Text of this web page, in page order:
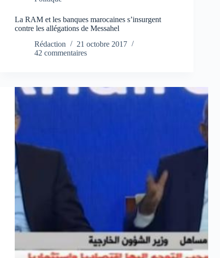
La RAM et les banques marocaines s’insurgent
contre les allégations de Messahel
Rédaction
21 octobre 2017
42 commentaires